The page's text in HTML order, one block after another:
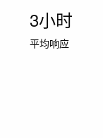
3小时
平均响应